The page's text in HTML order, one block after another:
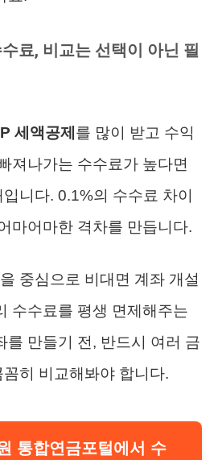
료, 비교는 선택이 아닌 필
세액공제 를 많이 받고 수익
져나가는 수수료가 높다면
니다. 0.1%의 수수료 차이
마어마한 격차를 만듭니다.
중심으로 비대면 계좌 개설
수수료를 평생 면제해주는
를 만들기 전, 반드시 여러 금
히 비교해봐야 합니다.
통합연금포털에서 수